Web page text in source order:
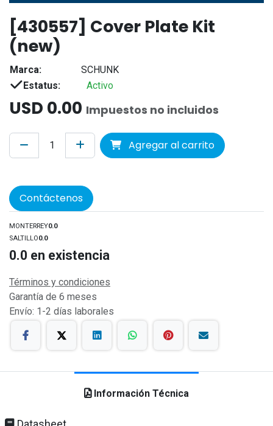
[430557] Cover Plate Kit
(new)
Marca:
SCHUNK
Estatus:
Activo
USD 0.00 Impuestos no incluidos
Agregar al carrito
Contáctenos
MONTERREY0.0
SALTILLO0.0
0.0 en existencia
Términos y condiciones
Garantía de 6 meses
Envío: 1-2 días laborales
Información Técnica